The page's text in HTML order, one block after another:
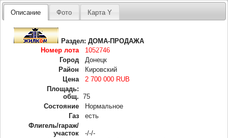
Описание Фото Карта Y
Раздел:ДОМА-ПРОДАЖА
Номер лота
1052746
Город
Донецк
Район
Кировский
Цена
2 700 000 RUB
Площадь:
общ.
75
Состояние
Нормальное
Газ
есть
Флигель/гараж/
участок
-/-/-